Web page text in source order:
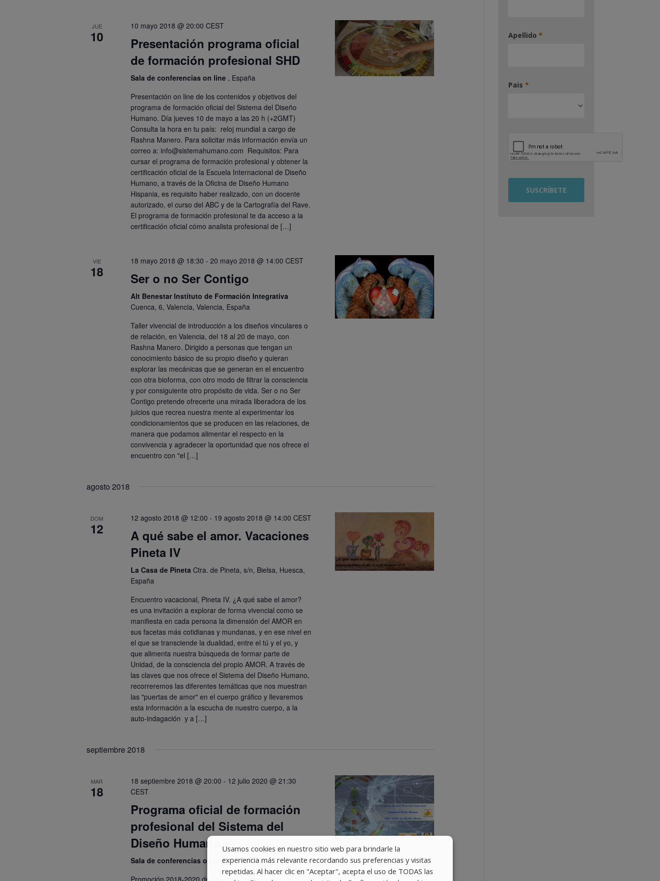
JUE
10
10 mayo 2018 @ 20:00 CEST
Presentación programa oficial
de formación profesional SHD
Sala de conferencias on line , España
Presentación on line de los contenidos y objetivos del
programa de formación oficial del Sistema del Diseño
Humano. Día jueves 10 de mayo a las 20 h (+2GMT)
Consulta la hora en tu país: reloj mundial a cargo de
Rashna Manero. Para solicitar más información envía un
correo a: info@sistemahumano.com Requisitos: Para
cursar el programa de formación profesional y obtener la
certificación oficial de la Escuela Internacional de Diseño
Humano, a través de la Oficina de Diseño Humano
Hispania, es requisito haber realizado, con un docente
autorizado, el curso del ABC y de la Cartografía del Rave.
El programa de formación profesional te da acceso a la
certificación oficial cómo analista profesional de […]
VIE
18
18 mayo 2018 @ 18:30 -20 mayo 2018 @ 14:00 CEST
Ser o no Ser Contigo
Alt Benestar Instituto de Formación Integrativa
Cuenca, 6, Valencia, Valencia, España
Taller vivencial de introducción a los diseños vinculares o
de relación, en Valencia, del 18 al 20 de mayo, con
Rashna Manero. Dirigido a personas que tengan un
conocimiento básico de su propio diseño y quieran
explorar las mecánicas que se generan en el encuentro
con otra bioforma, con otro modo de filtrar la consciencia
y por consiguiente otro propósito de vida. Ser o no Ser
Contigo pretende ofrecerte una mirada liberadora de los
juicios que recrea nuestra mente al experimentar los
condicionamientos que se producen en las relaciones, de
manera que podamos alimentar el respecto en la
convivencia y agradecer la oportunidad que nos ofrece el
encuentro con "el […]
agosto 2018
DOM
12
12 agosto 2018 @ 12:00 - 19 agosto 2018 @ 14:00 CEST
A qué sabe el amor. Vacaciones
Pineta IV
La Casa de PinetaCtra. de Pineta, s/n, Bielsa, Huesca,
España
Encuentro vacacional, Pineta IV. ¿A qué sabe el amor?
es una invitación a explorar de forma vivencial como se
manifiesta en cada persona la dimensión del AMOR en
sus facetas más cotidianas y mundanas, y en ese nivel en
el que se transciende la dualidad, entre el tú y el yo, y
que alimenta nuestra búsqueda de formar parte de
Unidad, de la consciencia del propio AMOR. A través de
las claves que nos ofrece el Sistema del Diseño Humano,
recorreremos las diferentes temáticas que nos muestran
las "puertas de amor" en el cuerpo gráfico y llevaremos
esta información a la escucha de nuestro cuerpo, a la
auto-indagación y a […]
septiembre 2018
MAR
18
18 septiembre 2018 @ 20:00 - 12 julio 2020 @ 21:30
CEST
Programa oficial de formación
profesional del Sistema del
Diseño Humano
Sala de conferencias on line, España
Promoción 2018-2020 de analistas profesionales de la
Apellido*
Pais*
Usamos cookies en nuestro sitio web para brindarle la
experiencia más relevante recordando sus preferencias y visitas
repetidas. Al hacer clic en "Aceptar", acepta el uso de TODAS las